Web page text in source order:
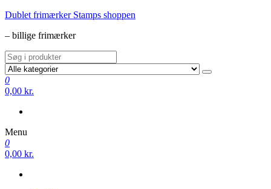
Videre
indhold
Dublet frimærker Stamps shoppen
– billige frimærker
0
0,00 kr.
Menu
0
0,00 kr.